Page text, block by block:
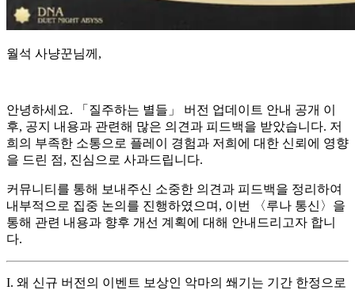
월석 사냥꾼님께,
안녕하세요. 「질주하는 별들」 버전 업데이트 안내 공개 이
후, 공지 내용과 관련해 많은 의견과 피드백을 받았습니다. 저
희의 부족한 소통으로 플레이 경험과 저희에 대한 신뢰에 영향
을 드린 점, 진심으로 사과드립니다.
커뮤니티를 통해 보내주신 소중한 의견과 피드백을 정리하여
내부적으로 집중 논의를 진행하였으며, 이번 〈루나 통신〉을
통해 관련 내용과 향후 개선 계획에 대해 안내드리고자 합니
다.
I. 왜 신규 버전의 이벤트 보상인 악마의 쐐기는 기간 한정으로